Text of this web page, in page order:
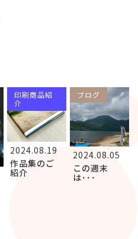
印刷商品紹
介
2024.08.19
作品集のご
紹介
ブログ
2024.08.05
この週末
は･･･